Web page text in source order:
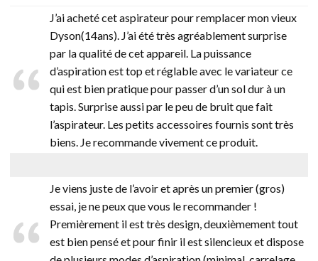
J’ai acheté cet aspirateur pour remplacer mon vieux
Dyson(14ans). J’ai été très agréablement surprise
par la qualité de cet appareil. La puissance
d’aspiration est top et réglable avec le variateur ce
qui est bien pratique pour passer d’un sol dur à un
tapis. Surprise aussi par le peu de bruit que fait
l’aspirateur. Les petits accessoires fournis sont très
biens. Je recommande vivement ce produit.
Je viens juste de l’avoir et après un premier (gros)
essai, je ne peux que vous le recommander !
Premièrement il est très design, deuxièmement tout
est bien pensé et pour finir il est silencieux et dispose